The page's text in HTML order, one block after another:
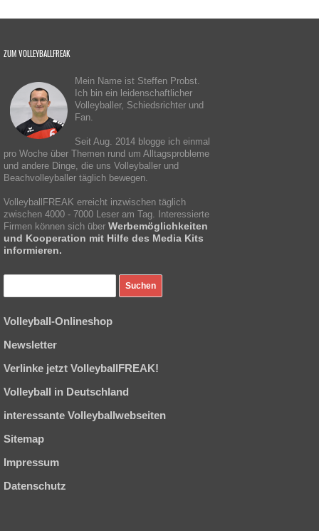
ZUM VOLLEYBALLFREAK
Mein Name ist Steffen Probst.
Ich bin ein leidenschaftlicher
Volleyballer, Schiedsrichter und
Fan.
Seit Aug. 2014 blogge ich einmal
pro Woche über Themen rund um Alltagsprobleme
und andere Dinge, die uns Volleyballer und
Beachvolleyballer täglich bewegen.
VolleyballFREAK erreicht inzwischen täglich
zwischen 4000 - 7000 Leser am Tag. Interessierte
Firmen können sich über Werbemöglichkeiten
und Kooperation mit Hilfe des Media Kits
informieren.
Volleyball-Onlineshop
Newsletter
Verlinke jetzt VolleyballFREAK!
Volleyball in Deutschland
interessante Volleyballwebseiten
Sitemap
Impressum
Datenschutz